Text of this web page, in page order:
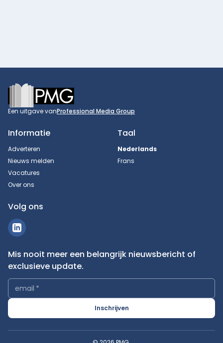
Footer
Een uitgave vanProfessional Media Group
Informatie
Adverteren
Nieuws melden
Vacatures
Over ons
Taal
Nederlands
Frans
Volg ons
Mis nooit meer een belangrijk nieuwsbericht of
exclusieve update.
email *
Inschrijven